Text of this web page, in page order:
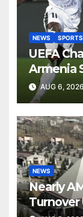
NEWS SPORTS
UEFA
Armenia
Over
AUG 6, 2026
NEWS
Nearly
Turnover